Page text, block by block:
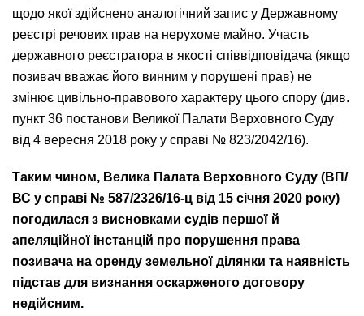
щодо якої здійснено аналогічний запис у Державному
реєстрі речових прав на нерухоме майно. Участь
державного реєстратора в якості співвідповідача (якщо
позивач вважає його винним у порушені прав) не
змінює цивільно-правового характеру цього спору (див.
пункт 36 постанови Великої Палати Верховного Суду
від 4 вересня 2018 року у справі № 823/2042/16).
Таким чином, Велика Палата Верховного Суду (ВП/
ВС у справі № 587/2326/16-ц від 15 січня 2020 року)
погодилася з висновками судів першої й
апеляційної інстанцій про порушення права
позивача на оренду земельної ділянки та наявність
підстав для визнання оскарженого договору
недійсним.